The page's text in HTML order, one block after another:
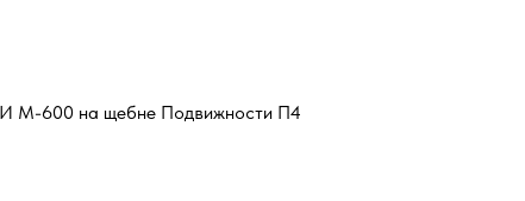
600 на щебне Подвижности П4